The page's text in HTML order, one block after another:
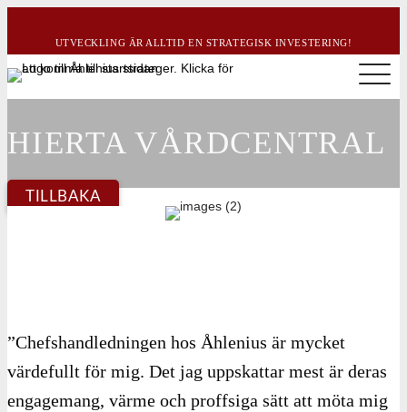
UTVECKLING ÄR ALLTID EN STRATEGISK INVESTERING!
HIERTA VÅRDCENTRAL
TILLBAKA
”Chefshandledningen hos Åhlenius är mycket
värdefullt för mig. Det jag uppskattar mest är deras
engagemang, värme och proffsiga sätt att möta mig